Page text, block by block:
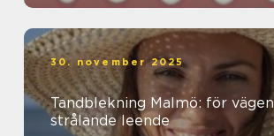
30. november 2025
Tandblekning Malmö: för
strålande leende